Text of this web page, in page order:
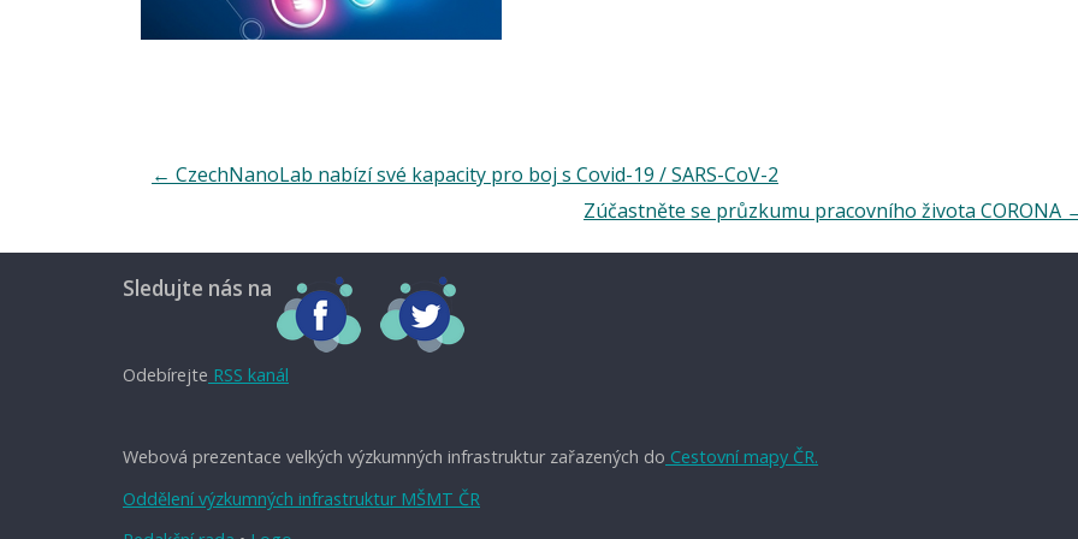
← CzechNanoLab nabízí své kapacity pro boj s Covid-19 / SARS-CoV-2
Zúčastněte se průzkumu pracovního života CORONA
Sledujte nás na
Odebírejte RSS kanál
Webová prezentace velkých výzkumných infrastruktur zařazených do Cestovní mapy ČR.
Oddělení výzkumných infrastruktur MŠMT ČR